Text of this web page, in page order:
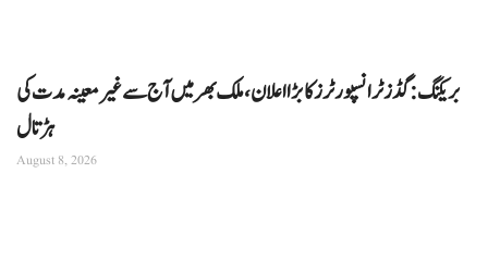
بریکنگ: گڈز ٹرانسپورٹرز کا بڑا اعلان، ملک بھر میں آج سے غیرمعینہ مدت کی
ہڑتال
August 8, 2026